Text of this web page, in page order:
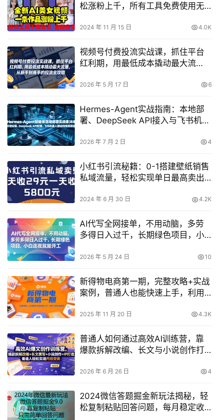
松涨粉上千，所有工具免费使用无
2024 年 11 月 15 日 4.0K
视频号付费投流实战课，抓住平台
红利期，用最低成本撬动最大流
2026 年 5 月 17 日 6
Hermes-Agent实战指南：本地部
署、DeepSeek API接入与飞书机器
2026 年 7 月 2 日 4
小红书引流秘籍：0-1搭建壁纸销售
私域流量，轻松实现单日最高卖出
2024 年 6 月 30 日 4.2K
AI代写全网接单，不用动脑，多劳
多得日入过千，长期绿色项目，小
2026 年 5 月 24 日 10
新得物电商第一期，完整攻略+实战
案例，普通人也能快速上手，利用
2025 年 11 月 20 日 4.3K
普通人如何通过高效AI训练营，靠
爆款拆解改编、长文与小说创作打
2026 年 6 月 26 日 4
2024微信答题掘金新玩法揭秘，轻
松复制粘贴回答问题，每月稳定收